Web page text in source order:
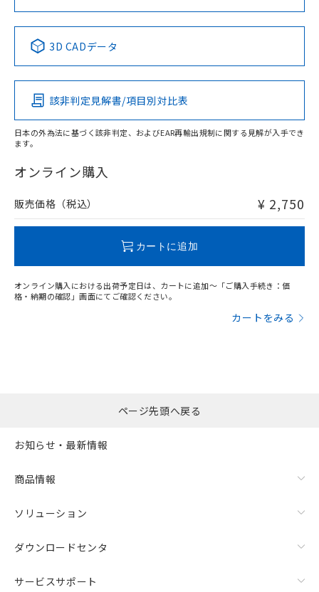
Pb Hg Cd Cr(VI)
O
在庫等で未対応品が混在する可能性があります。
問い合わせください。
No No No No
この製品の規格認証/適合状況ページへ
その他の認証はこちらのページからご検索ください
3D CADデータ
該非判定見解書/項目別対比表
日本の外為法に基づく該非判定、およびEAR再輸出規制に関する見解が入手でき
ます。
オンライン購入
販売価格（税込） ¥ 2,750
カートに追加
オンライン購入における出荷予定日は、カートに追加～「ご購入手続き：価
格・納期の確認」画面にてご確認ください。
カートをみる
ページ先頭へ戻る
お知らせ・最新情報
商品情報
ソリューション
ダウンロードセンタ
サービスサポート